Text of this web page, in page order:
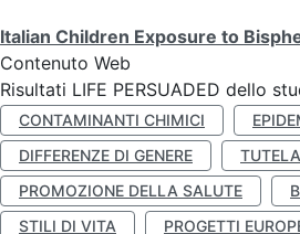
Italian Children Exposure to
Contenuto Web
Risultati LIFE PERSUADED dello
CONTAMINANTI CHIMICI
DIFFERENZE DI GENERE
PROMOZIONE DELLA SALUTE
STILI DI VITA
PROGETTI